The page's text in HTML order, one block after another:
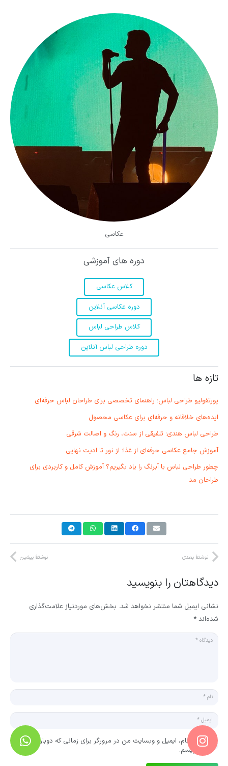
عکاسی
دوره های آموزشی
کلاس عکاسی
دوره عکاسی آنلاین
کلاس طراحی لباس
دوره طراحی لباس آنلاین
تازه ها
پورتفولیو طراحی لباس؛ راهنمای تخصصی برای طراحان لباس حرفه‌ای
ایده‌های خلاقانه و حرفه‌ای برای عکاسی محصول
طراحی لباس هندی؛ تلفیقی از سنت، رنگ و اصالت شرقی
آموزش جامع عکاسی حرفه‌ای از غذا؛ از نور تا ادیت نهایی
چطور طراحی لباس با آبرنگ را یاد بگیریم؟ آموزش کامل و کاربردی برای
طراحان مد
نوشتهٔ پیشین نوشتهٔ بعدی
دیدگاهتان را بنویسید
نشانی ایمیل شما منتشر نخواهد شد. بخش‌های موردنیاز علامت‌گذاری
شده‌اند*
ذخیره نام، ایمیل و وبسایت من در مرورگر برای زمانی که دوباره دیدگاهی
می‌نویسم.